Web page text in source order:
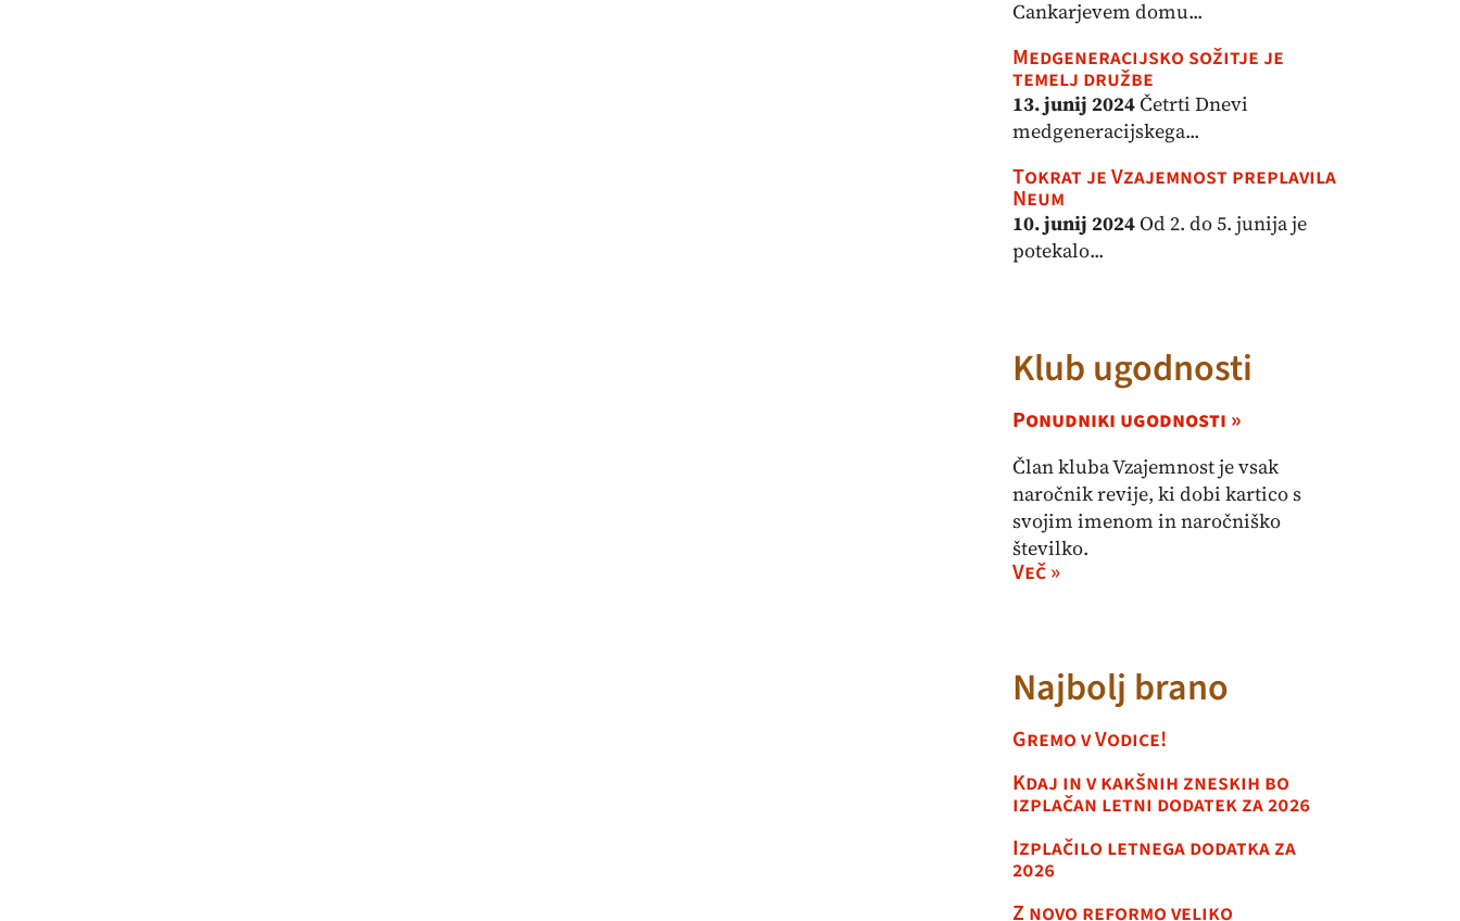
Cankarjevem domu...
Medgeneracijsko sožitje je
temelj družbe
13. junij 2024Četrti Dnevi
medgeneracijskega...
Tokrat je Vzajemnost preplavila
Neum
10. junij 2024Od 2. do 5. junija je
potekalo...
Klub ugodnosti
Ponudniki ugodnosti »
Član kluba Vzajemnost je vsak
naročnik revije, ki dobi kartico s
svojim imenom in naročniško
številko.
Več »
Najbolj brano
Gremo v Vodice!
Kdaj in v kakšnih zneskih bo
izplačan letni dodatek za 2026
Izplačilo letnega dodatka za
2026
Z novo reformo veliko